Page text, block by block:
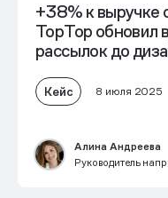
+38% к выручке
TopTop обновил
рассылок до
Кейс 8 июля 2025
Алина Андреева
Руководитель